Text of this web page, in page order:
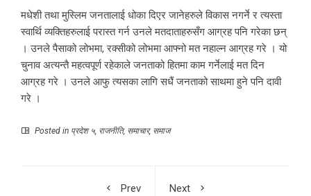
मधेशी तथा मुस्लिम जनतालाई धोका दिएर जानेहरुले विकास नगर्ने र त्यस्ता
स्वार्थि व्यक्तिहरुलाई परास्त गर्न उनले मतदाताहरुसँग आग्रह पनि गरेका छन्
। उनले पैसाको लोभमा, रक्सीको लोभमा आफ्नो मत नहाल्न आग्रह गरे । यो
चुनाव अत्यन्तै महत्वपूर्ण रहेकाले जनताको हितमा काम गर्नेलाई मत दिन
आग्रह गरे । उनले आफु त्यसका लागि सधैं जनताको साथमा हुने पनि दावी
गरे ।
Posted in प्रदेश ५, राजनीति, समाचार, समाज
Prev
Next